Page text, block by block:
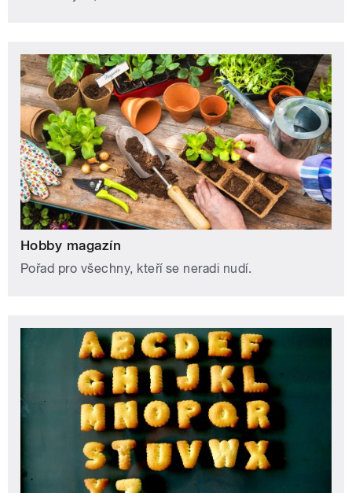
Hobby magazín
Pořad pro všechny, kteří se neradi nudí.